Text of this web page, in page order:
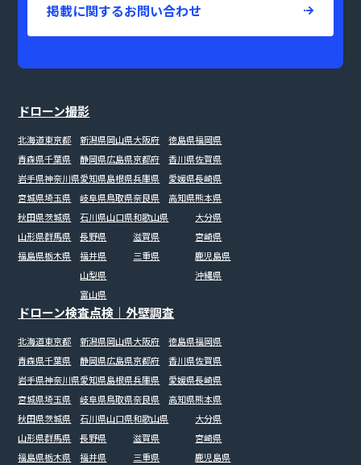
掲載に関するお問い合わせ
ドローン撮影
北海道
青森県
岩手県
宮城県
秋田県
山形県
福島県
東京都
千葉県
神奈川県
埼玉県
茨城県
群馬県
栃木県
新潟県
静岡県
愛知県
岐阜県
石川県
長野県
福井県
山梨県
富山県
岡山県
広島県
島根県
鳥取県
山口県
大阪府
京都府
兵庫県
奈良県
和歌山県
滋賀県
三重県
徳島県
香川県
愛媛県
高知県
福岡県
佐賀県
長崎県
熊本県
大分県
宮崎県
鹿児島県
沖縄県
ドローン検査点検｜外壁調査
北海道
青森県
岩手県
宮城県
秋田県
山形県
福島県
東京都
千葉県
神奈川県
埼玉県
茨城県
群馬県
栃木県
新潟県
静岡県
愛知県
岐阜県
石川県
長野県
福井県
岡山県
広島県
島根県
鳥取県
山口県
大阪府
京都府
兵庫県
奈良県
和歌山県
滋賀県
三重県
徳島県
香川県
愛媛県
高知県
福岡県
佐賀県
長崎県
熊本県
大分県
宮崎県
鹿児島県